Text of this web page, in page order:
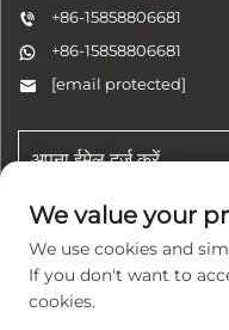
+86-15858806681
+86-15858806681
[email protected]
We value your
We use cookies and
If you don't want to
cookies.